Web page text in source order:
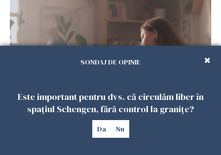
Vrei să te muți în SUA? Un studiu Harvard
arată ce se întâmplă cu sănătatea multor
SONDAJ DE OPINIE
Este important pentru dvs. că circulăm liber în
spațiul Schengen, fără control la granițe?
Da Nu